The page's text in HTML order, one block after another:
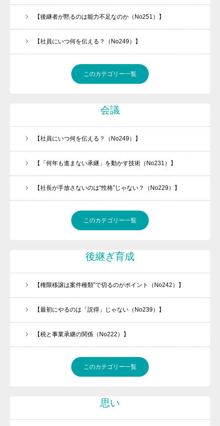
【後継者が黙るのは能力不足なのか（No251）】
【社員にいつ何を伝える？（No249）】
このカテゴリー一覧
会議
【社員にいつ何を伝える？（No249）】
【「何年も進まない承継」を動かす技術（No231）】
【社長が手放さないのは“性格”じゃない？（No229）】
このカテゴリー一覧
後継ぎ育成
【権限移譲は案件種類”で切るのがポイント（No242）】
【最初にやるのは「説得」じゃない（No239）】
【税と事業承継の関係（No222）】
このカテゴリー一覧
思い